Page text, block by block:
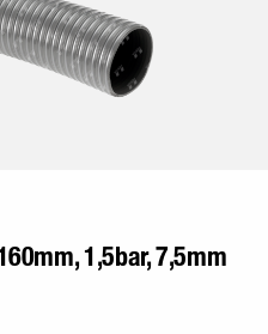
1,5bar, 7,5mm